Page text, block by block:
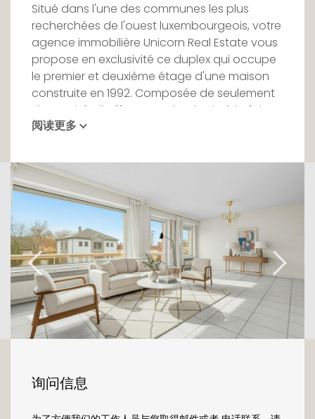
Situé dans l'une des communes les plus
recherchées de l'ouest luxembourgeois, votre
agence immobilière Unicorn Real Estate vous
propose en exclusivité ce duplex qui occupe
le premier et deuxième étage d'une maison
construite en 1992. Composée de seulement
deux unités, il offre un cadre de vie à la fois
confidentiel et paisible. Libre d'occupation, il
150 m² et séduit avant tout par la générosité
de ses volumes et la qualité de sa luminosité.
Le premier niveau s'articule autour d'un vaste
séjour baigné de lumière naturelle. Deux
balcons aux orientations complémentaires,
l'un côté rue, l'autre côté jardin. Une cuisine
séparée, une première chambre, une salle de
bains et des toilettes indépendantes
complètent ce niveau, offrant une
distribution équilibrée et fonctionnelle.
de trois chambres supplémentaires, d'une
rangements sous combles.
阅读更多
询问信息